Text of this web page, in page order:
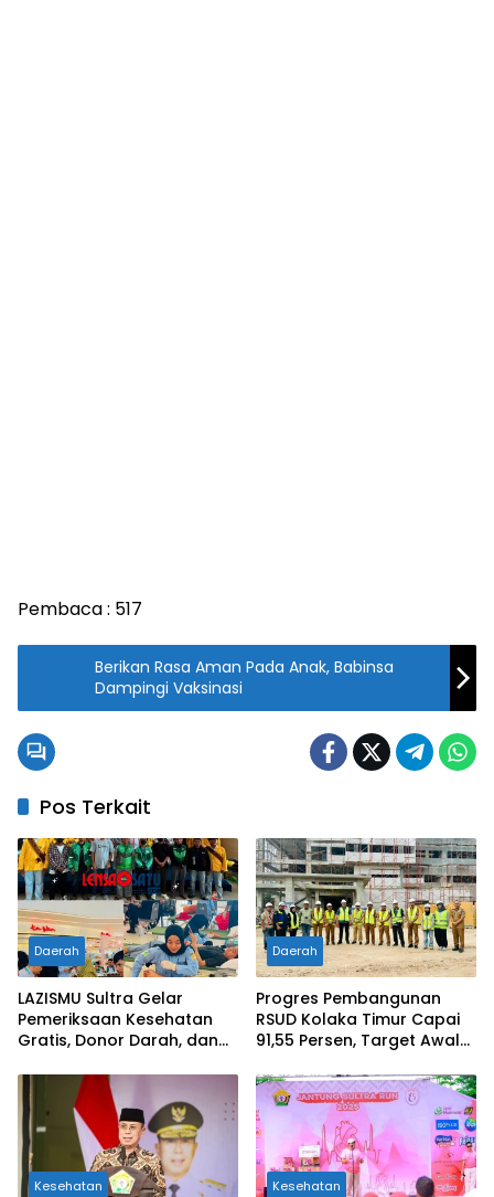
Pembaca : 517
Berikan Rasa Aman Pada Anak, Babinsa
Dampingi Vaksinasi
Pos Terkait
Daerah
LAZISMU Sultra Gelar
Pemeriksaan Kesehatan
Gratis, Donor Darah, dan
Jiwa Bersama Berbagai
Mitra Strategis
Daerah
Progres Pembangunan
RSUD Kolaka Timur Capai
91,55 Persen, Target Awal
Kesehatan Kesehatan